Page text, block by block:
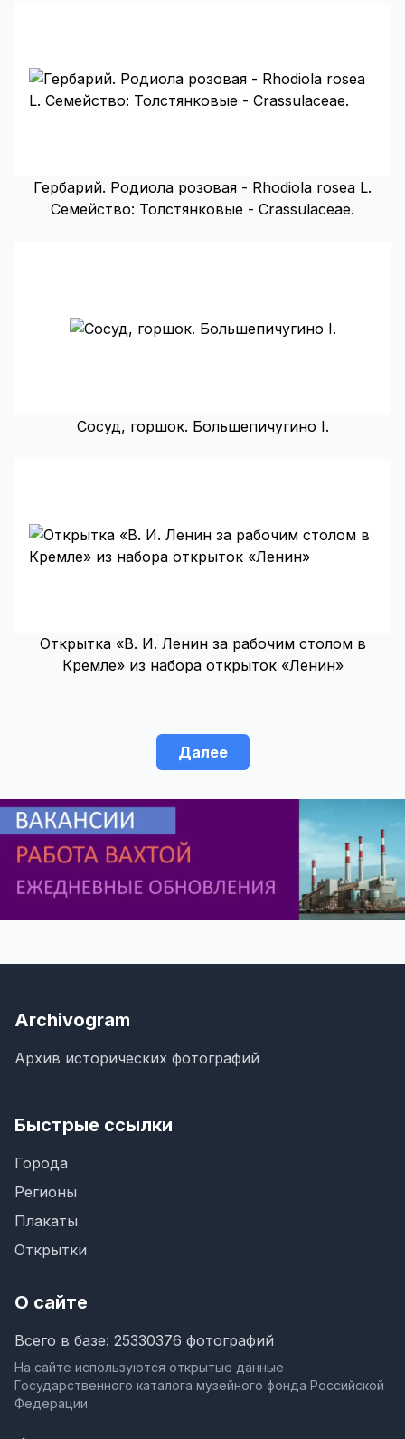
Гербарий. Родиола розовая - Rhodiola rosea L.
Семейство: Толстянковые - Crassulaceae.
Сосуд, горшок. Большепичугино I.
Открытка «В. И. Ленин за рабочим столом в
Кремле» из набора открыток «Ленин»
Далее
Archivogram
Архив исторических фотографий
Быстрые ссылки
Города
Регионы
Плакаты
Открытки
О сайте
Всего в базе: 25330376 фотографий
На сайте используются открытые данные
Государственного каталога музейного фонда Российской
Федерации